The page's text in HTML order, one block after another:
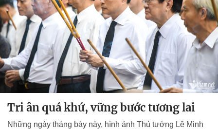
Tri ân quá khứ, vững bước tương lai
Những ngày tháng bảy này, hình ảnh Thủ tướng Lê Minh